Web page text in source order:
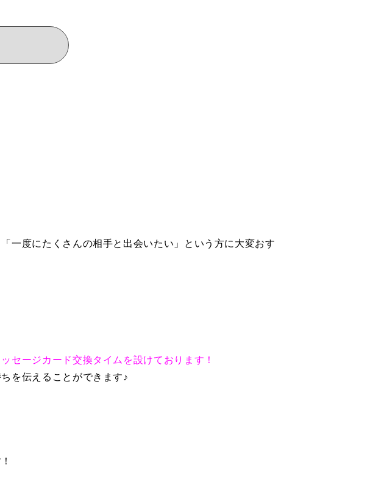
一度にたくさんの相手と出会いたい」という方に大変おす
ッセージカード交換タイムを設けております！
を伝えることができます♪